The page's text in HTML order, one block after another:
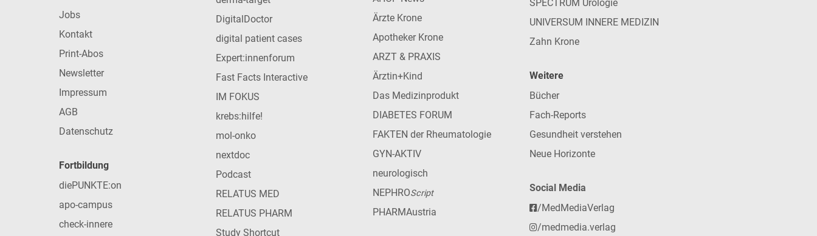
Jobs
Kontakt
Print-Abos
Newsletter
Impressum
AGB
Datenschutz
Fortbildung
diePUNKTE:on
apo-campus
check-innere
DigitalDoctor
digital patient cases
Expert:innenforum
Fast Facts Interactive
IM FOKUS
krebs:hilfe!
mol-onko
nextdoc
Podcast
RELATUS MED
RELATUS PHARM
Study Shortcut
Ärzte Krone
Apotheker Krone
ARZT & PRAXIS
Ärztin+Kind
Das Medizinprodukt
DIABETES FORUM
FAKTEN der Rheumatologie
GYN-AKTIV
neurologisch
NEPHROScript
PHARMAustria
SPECTRUM Urologie
UNIVERSUM INNERE MEDIZIN
Zahn Krone
Weitere
Bücher
Fach-Reports
Gesundheit verstehen
Neue Horizonte
Social Media
/MedMediaVerlag
/medmedia.verlag